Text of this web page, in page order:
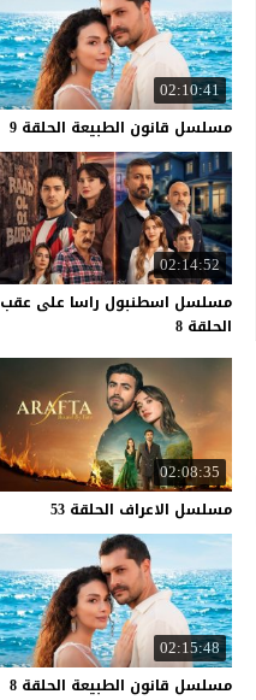
02:10:41
مسلسل قانون الطبيعة الحلقة 9
02:14:52
مسلسل اسطنبول راسا على عقب
الحلقة 8
02:08:35
مسلسل الاعراف الحلقة 53
02:15:48
مسلسل قانون الطبيعة الحلقة 8